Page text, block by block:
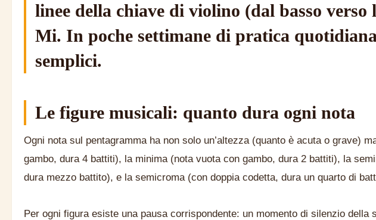
linee della chiave di violino (dal basso
Mi. In poche settimane di pratica
semplici.
Le figure musicali: quanto dura ogni nota
Ogni nota sul pentagramma ha non solo un’altezza (quanto è acuta o grave)
gambo, dura 4 battiti), la minima (nota vuota con gambo, dura 2 battiti), la
dura mezzo battito), e la semicroma (con doppia codetta, dura un quarto di
Per ogni figura esiste una pausa corrispondente: un momento di silenzio